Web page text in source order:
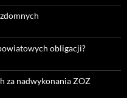
obligacji?
za nadwykonania ZOZ